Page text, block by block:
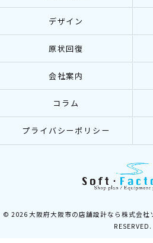
デザイン
原状回復
会社案内
コラム
プライバシーポリシー
© 2026 大阪府大阪市の店舗設計なら株式会社
RESERVED.